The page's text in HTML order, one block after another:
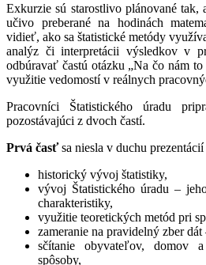
Exkurzie sú starostlivo plánované tak,
učivo preberané na hodinách
vidieť, ako sa štatistické metódy
analýz či interpretácii výsledkov v
odbúravať častú otázku „Na čo nám
využitie vedomostí v reálnych
Pracovníci Štatistického úradu
pozostávajúci z dvoch častí.
Prvá časťsa niesla v duchu
historický vývoj štatistiky,
vývoj Štatistického úradu –
charakteristiky,
využitie teoretických metód pri
zameranie na pravidelný zber
sčítanie obyvateľov, domov
spôsoby,